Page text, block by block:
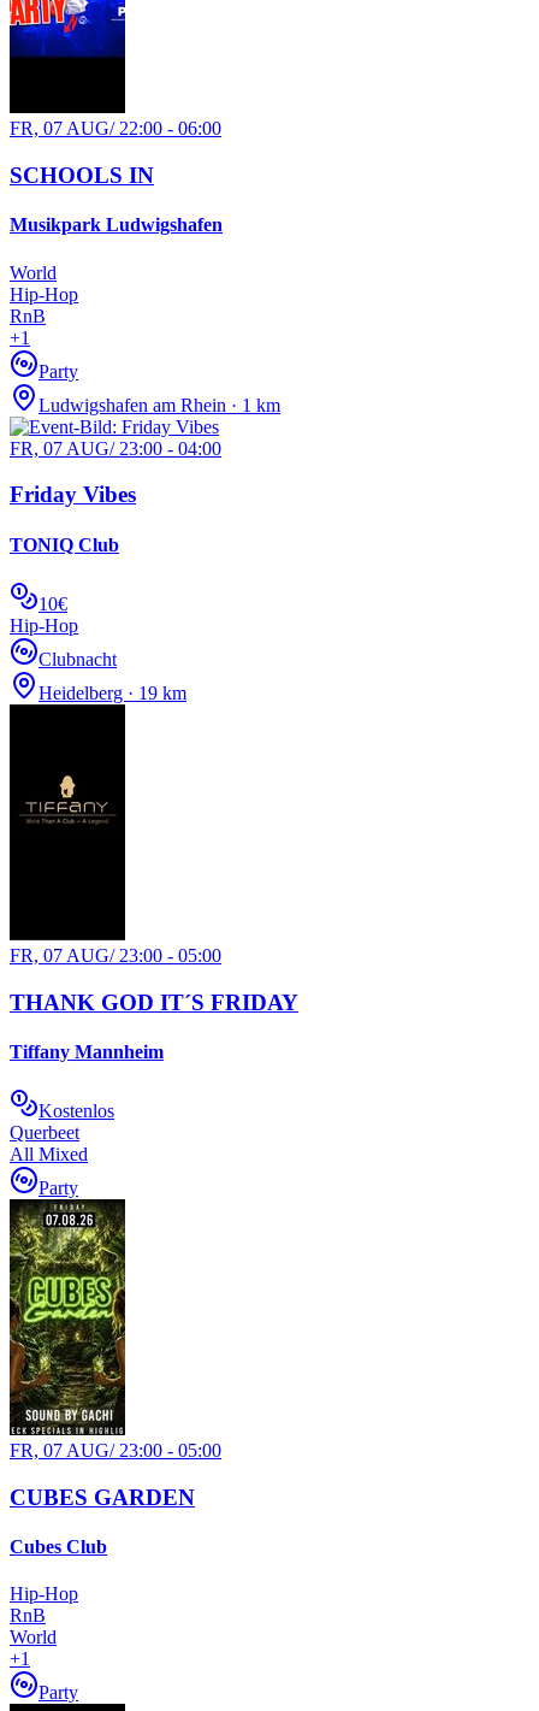
FR, 07 AUG/ 22:00 - 06:00
SCHOOLS IN
Musikpark Ludwigshafen
World
Hip-Hop
RnB
+1
Party
Ludwigshafen am Rhein · 1 km
FR, 07 AUG/ 23:00 - 04:00
Friday Vibes
TONIQ Club
10€
Hip-Hop
Clubnacht
Heidelberg · 19 km
FR, 07 AUG/ 23:00 - 05:00
THANK GOD IT´S FRIDAY
Tiffany Mannheim
Kostenlos
Querbeet
All Mixed
Party
FR, 07 AUG/ 23:00 - 05:00
CUBES GARDEN
Cubes Club
Hip-Hop
RnB
World
+1
Party